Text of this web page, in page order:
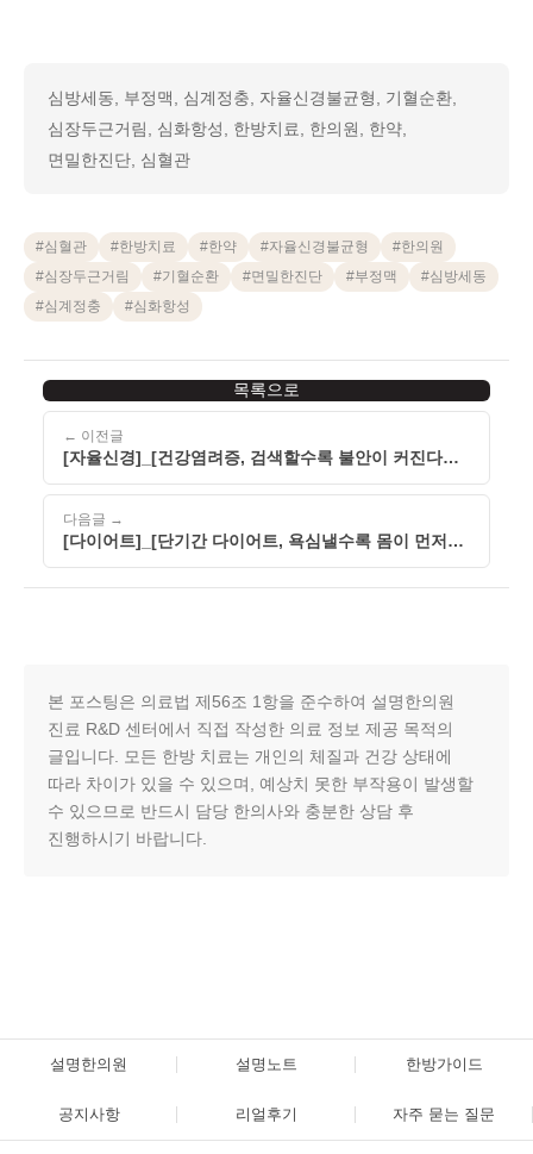
심방세동, 부정맥, 심계정충, 자율신경불균형, 기혈순환,
심장두근거림, 심화항성, 한방치료, 한의원, 한약,
면밀한진단, 심혈관
#심혈관 #한방치료 #한약 #자율신경불균형 #한의원
#심장두근거림 #기혈순환 #면밀한진단 #부정맥 #심방세동
#심계정충 #심화항성
← 이전글
[자율신경]_[건강염려증, 검색할수록 불안이 커진다면
자율신경을 살펴보세요]_[260510]
목록으로
다음글 →
[다이어트]_[단기간 다이어트, 욕심낼수록 몸이 먼저
지치는 이유]_[260510]
본 포스팅은 의료법 제56조 1항을 준수하여 설명한의원
진료 R&D 센터에서 직접 작성한 의료 정보 제공 목적의
글입니다. 모든 한방 치료는 개인의 체질과 건강 상태에
따라 차이가 있을 수 있으며, 예상치 못한 부작용이 발생할
수 있으므로 반드시 담당 한의사와 충분한 상담 후
진행하시기 바랍니다.
설명한의원 설명노트 한방가이드
공지사항 리얼후기 자주 묻는 질문